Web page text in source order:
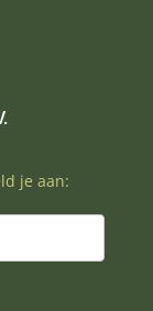
je aan: